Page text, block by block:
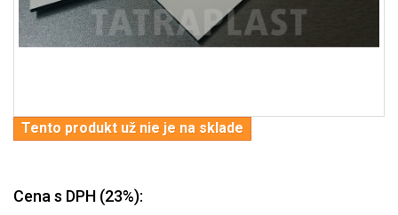
Tento produkt už nie je na sklade
Cena s DPH (23%):